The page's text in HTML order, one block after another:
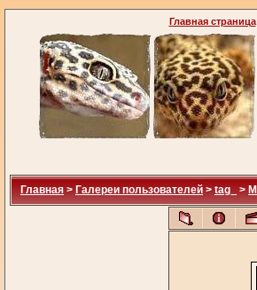
Главная страница
Главная > Галереи пользователей > tag_ >